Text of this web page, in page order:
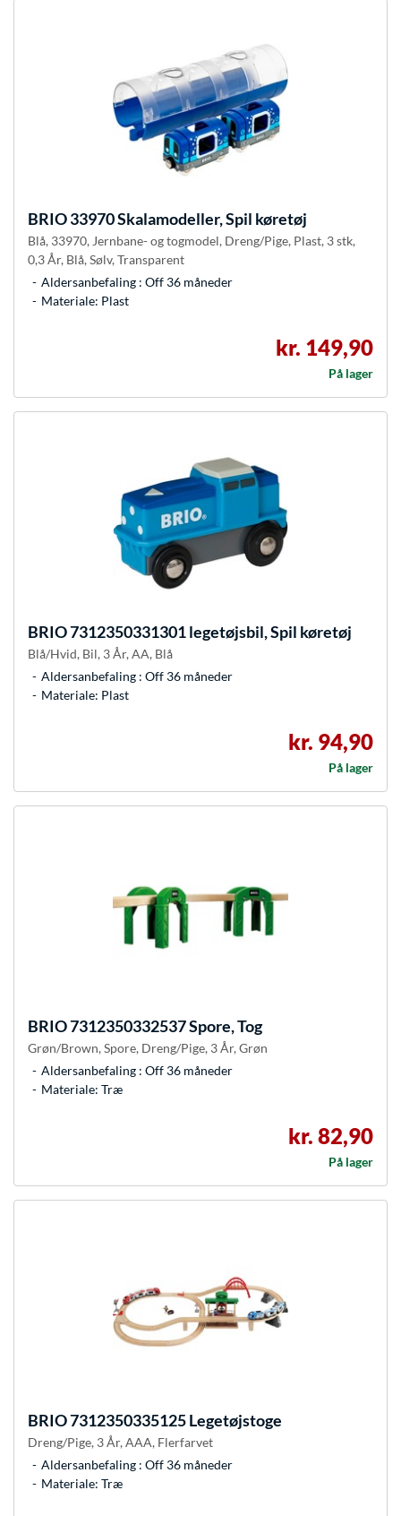
BRIO33970 Skalamodeller, Spil køretøj
Blå, 33970, Jernbane- og togmodel, Dreng/Pige, Plast, 3 stk,
0,3 År, Blå, Sølv, Transparent
Aldersanbefaling : Off 36 måneder
Materiale: Plast
kr. 149,90
På lager
BRIO7312350331301 legetøjsbil, Spil køretøj
Blå/Hvid, Bil, 3 År, AA, Blå
Aldersanbefaling : Off 36 måneder
Materiale: Plast
kr. 94,90
På lager
BRIO7312350332537 Spore, Tog
Grøn/Brown, Spore, Dreng/Pige, 3 År, Grøn
Aldersanbefaling : Off 36 måneder
Materiale: Træ
kr. 82,90
På lager
BRIO7312350335125 Legetøjstoge
Dreng/Pige, 3 År, AAA, Flerfarvet
Aldersanbefaling : Off 36 måneder
Materiale: Træ